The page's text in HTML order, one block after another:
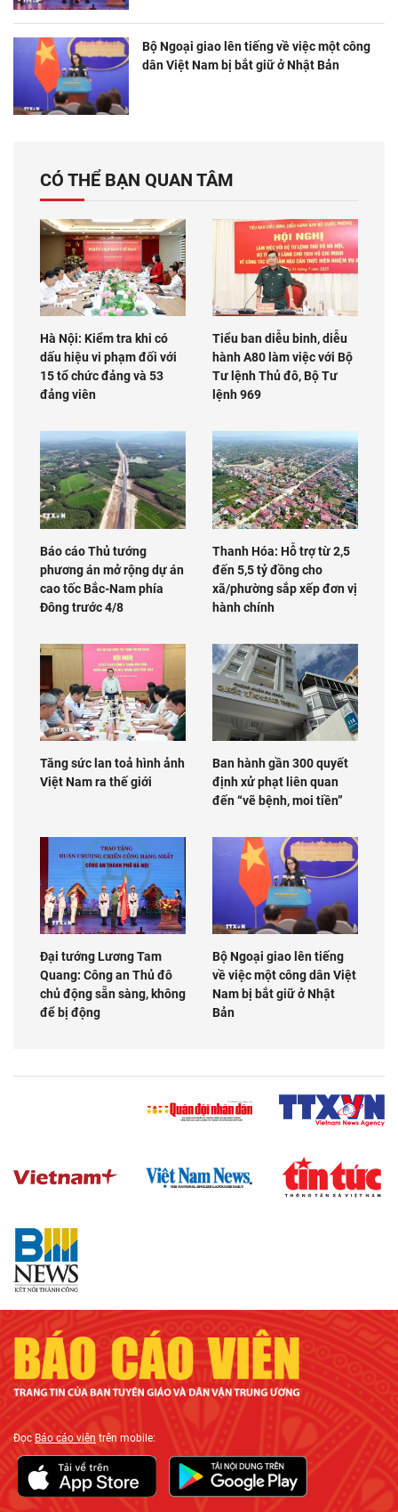
Bộ Ngoại giao lên tiếng về việc một công
dân Việt Nam bị bắt giữ ở Nhật Bản
CÓ THỂ BẠN QUAN TÂM
Hà Nội: Kiểm tra khi có
dấu hiệu vi phạm đối với
15 tổ chức đảng và 53
đảng viên
Tiểu ban diễu binh, diễu
hành A80 làm việc với Bộ
Tư lệnh Thủ đô, Bộ Tư
lệnh 969
Báo cáo Thủ tướng
phương án mở rộng dự án
cao tốc Bắc-Nam phía
Đông trước 4/8
Thanh Hóa: Hỗ trợ từ 2,5
đến 5,5 tỷ đồng cho
xã/phường sắp xếp đơn vị
hành chính
Tăng sức lan toả hình ảnh
Việt Nam ra thế giới
Ban hành gần 300 quyết
định xử phạt liên quan
đến “vẽ bệnh, moi tiền”
Đại tướng Lương Tam
Quang: Công an Thủ đô
chủ động sẵn sàng, không
để bị động
Bộ Ngoại giao lên tiếng
về việc một công dân Việt
Nam bị bắt giữ ở Nhật
Bản
Đọc Báo cáo viêntrên mobile: